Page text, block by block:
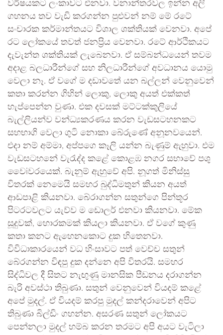
වර්ෂයකට ලංකාවට එනවා. වනාන්තරවල ඉන්න අලි
ගහනය තව වැඩි කරගන්න පුළුවන් නම් මේ රටේ
සංචාරක කර්මාන්තයට විශාල ශක්තියක් වෙනවා. අපේ
රට ලෝකයේ තවත් ජනප්‍රිය වෙනවා. රටේ ආර්ථිකයට
දැවැන්ත ශක්තියක් ලැබෙනවා. ඒ සම්බන්ධයෙන් තවම
අදාළ බලධාරීන්ගේ සහ නිලධාරීන්ගේ අවධානය යොමු
වෙලා නෑ. ඒ වගේ ම දඩාවතේ යන බල්ලන් වෙනුවෙන්
කතා කරන්න ගිහින් ලොකු, ලොකු අයත් එක්කත්
හැප්පෙන්න වුණා. එක දවසක් මට්ටක්කුලියේ
බැල්ලියන්ව වන්ධ්‍යකරණය කරන වැඩසටහනකට
සහභාගි වෙලා ගුටි නොකා බේරුණේ අනූනවයෙන්.
එදා නම් අම්මා, අප්පගෙ කෑලි යන්න බැණුම් ඇහුවා. එම
වැඩසටහනේ වැරැද්ද කළේ කොළඹ නගර සභාවේ පශු
වෛiවරයෙක්. බැනුම් ඇහුවේ අපි. නූගත් මිනිස්සු
විතරක් නෙමෙයි සමහර බුද්ධිමතුන් කියන අයත්
ආඩපාළි කියනවා. බේරාගන්න සතුන්ගෙ පින්තූර
පිටරටවලට යැව්ව ම ඩොලර් එනවා කියනවා. මේක
සූදුවක්, හොරකමක් කියලා කියනවා. ඒ වගේ කුණු
කතා කනට ඇහෙනකොට දුක හිතෙනවා.
විවිධාකාරයෙන් වධ හිංසාවට පත් වෙච්ච සතුන්
බේරගන්න විඳපු දුක දන්නෙ අපි විතරයි. සමහර
සිද්ධිවල දී සිතට නැඟුණු මානසික පීඩනය දරාගන්න
බැරි අවස්ථා තිබුණා. සතුන් වෙනුවෙන් වියදම් කළේ
අපේ මුදල්. ඒ වියදම් කරපු මුදල් කන්දරාවෙන් අපිට
තිබුණා බිල්ඩිං ගහන්න. අසරණ සතුන් ලෝකයට
පෙන්නලා මුදල් හම්බ කරන තරමට අපි අයට වැටිලා